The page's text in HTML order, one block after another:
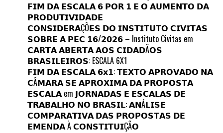
𝗙𝗜𝗠 𝗗𝗔 𝗘𝗦𝗖𝗔𝗟𝗔 𝟲 𝗣𝗢𝗥 𝟭 𝗘 𝗢 𝗔𝗨𝗠𝗘𝗡𝗧𝗢 𝗗𝗔
𝗣𝗥𝗢𝗗𝗨𝗧𝗜𝗩𝗜𝗗𝗔𝗗𝗘
𝗖𝗢𝗡𝗦𝗜𝗗𝗘𝗥𝗔ÇÕ𝗘𝗦 𝗗𝗢 𝗜𝗡𝗦𝗧𝗜𝗧𝗨𝗧𝗢 𝗖𝗜𝗩𝗜𝗧𝗔𝗦
𝗦𝗢𝗕𝗥𝗘 𝗔 𝗣𝗘𝗖 𝟭𝟲/𝟮𝟬𝟮𝟲 – Instituto Civitas em
𝗖𝗔𝗥𝗧𝗔 𝗔𝗕𝗘𝗥𝗧𝗔 𝗔𝗢𝗦 𝗖𝗜𝗗𝗔𝗗Ã𝗢𝗦
𝗕𝗥𝗔𝗦𝗜𝗟𝗘𝗜𝗥𝗢𝗦: ESCALA 6X1
𝗙𝗜𝗠 𝗗𝗔 𝗘𝗦𝗖𝗔𝗟𝗔 𝟲𝘅𝟭: 𝗧𝗘𝗫𝗧𝗢 𝗔𝗣𝗥𝗢𝗩𝗔𝗗𝗢 𝗡𝗔
𝗖Â𝗠𝗔𝗥𝗔 𝗦𝗘 𝗔𝗣𝗥𝗢𝗫𝗜𝗠𝗔 𝗗𝗔 𝗣𝗥𝗢𝗣𝗢𝗦𝗧𝗔
𝗘𝗦𝗖𝗔𝗟𝗔em 𝗝𝗢𝗥𝗡𝗔𝗗𝗔𝗦 𝗘 𝗘𝗦𝗖𝗔𝗟𝗔𝗦 𝗗𝗘
𝗧𝗥𝗔𝗕𝗔𝗟𝗛𝗢 𝗡𝗢 𝗕𝗥𝗔𝗦𝗜𝗟: 𝗔𝗡Á𝗟𝗜𝗦𝗘
𝗖𝗢𝗠𝗣𝗔𝗥𝗔𝗧𝗜𝗩𝗔 𝗗𝗔𝗦 𝗣𝗥𝗢𝗣𝗢𝗦𝗧𝗔𝗦 𝗗𝗘
𝗘𝗠𝗘𝗡𝗗𝗔 À 𝗖𝗢𝗡𝗦𝗧𝗜𝗧𝗨𝗜ÇÃ𝗢